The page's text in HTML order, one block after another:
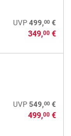
UVP 499,00€
349,00€
UVP 549,00€
499,00€